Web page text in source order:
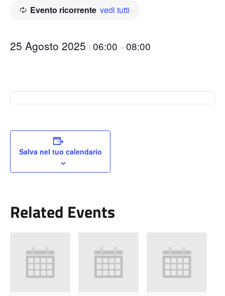
Evento ricorrente vedi tutti
25 Agosto 2025 | 06:00 –08:00
Salva nel tuo calendario
Related Events